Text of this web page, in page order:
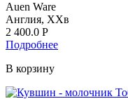
Auen Ware
Англия, ХХв
2 400.0 Р
Подробнее
В корзину